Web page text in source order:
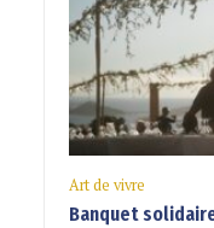
Art de vivre
Banquet